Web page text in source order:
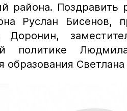
района. Поздравить
Руслан Бисенов,
Доронин,
политике
образования